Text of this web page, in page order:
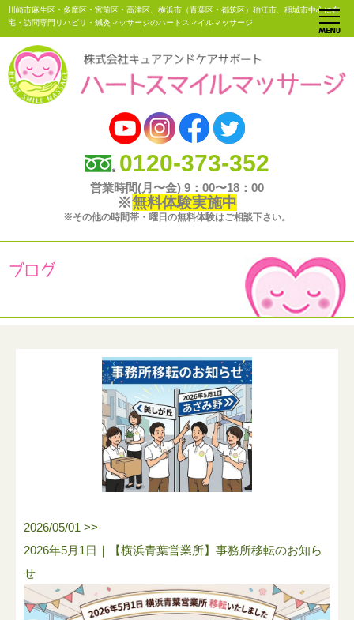
川崎市麻生区・多摩区・宮前区・高津区、横浜市（青葉区・都筑区）狛江市、稲城市中心に在
宅・訪問専門リハビリ・鍼灸マッサージのハートスマイルマッサージ
0120-373-352
営業時間(月〜金) 9：00〜18：00
※無料体験実施中
※その他の時間帯・曜日の無料体験はご相談下さい。
ブログ
2026/05/01 >>
2026年5月1日｜【横浜青葉営業所】事務所移転のお知ら
せ